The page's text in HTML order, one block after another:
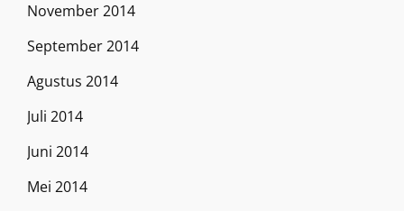
November 2014
September 2014
Agustus 2014
Juli 2014
Juni 2014
Mei 2014